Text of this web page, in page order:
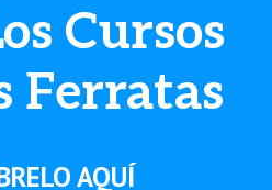
Cursos
Ferratas
AQUÍ